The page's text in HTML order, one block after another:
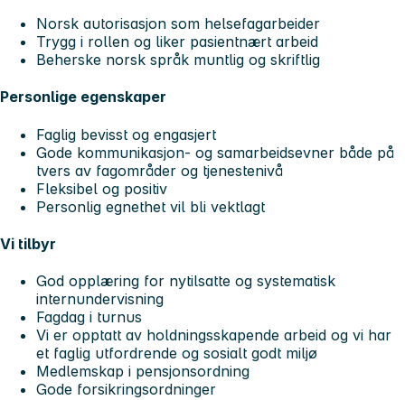
Norsk autorisasjon som helsefagarbeider
Trygg i rollen og liker pasientnært arbeid
Beherske norsk språk muntlig og skriftlig
Personlige egenskaper
Faglig bevisst og engasjert
Gode kommunikasjon- og samarbeidsevner både på
tvers av fagområder og tjenestenivå
Fleksibel og positiv
Personlig egnethet vil bli vektlagt
Vi tilbyr
God opplæring for nytilsatte og systematisk
internundervisning
Fagdag i turnus
Vi er opptatt av holdningsskapende arbeid og vi har
et faglig utfordrende og sosialt godt miljø
Medlemskap i pensjonsordning
Gode forsikringsordninger